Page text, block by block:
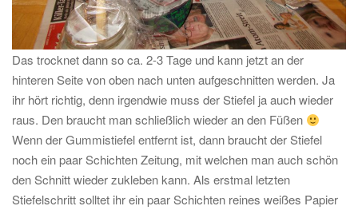
Das trocknet dann so ca. 2-3 Tage und kann jetzt an der
hinteren Seite von oben nach unten aufgeschnitten werden. Ja
ihr hört richtig, denn irgendwie muss der Stiefel ja auch wieder
raus. Den braucht man schließlich wieder an den Füßen
Wenn der Gummistiefel entfernt ist, dann braucht der Stiefel
noch ein paar Schichten Zeitung, mit welchen man auch schön
den Schnitt wieder zukleben kann. Als erstmal letzten
Stiefelschritt solltet ihr ein paar Schichten reines weißes Papier